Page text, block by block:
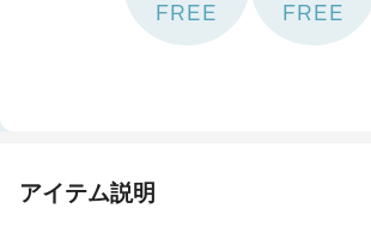
FREE FREE
アイテム説明